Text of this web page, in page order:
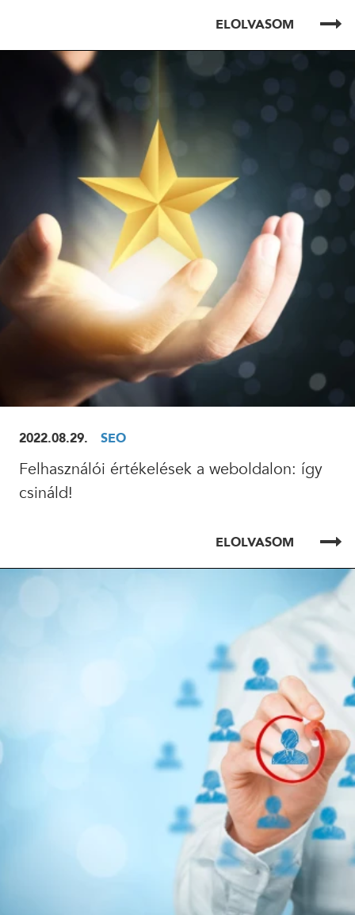
ELOLVASOM
ELOLVASOM
2022.08.29. SEO
Felhasználói értékelések a weboldalon: így
csináld!
ELOLVASOM
ELOLVASOM